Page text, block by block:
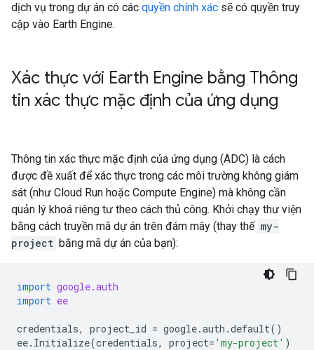
dịch vụ trong dự án có các quyền chính xác sẽ có quyền truy
cập vào Earth Engine.
Xác thực với Earth Engine bằng Thông
tin xác thực mặc định của ứng dụng
Thông tin xác thực mặc định của ứng dụng (ADC) là cách
được đề xuất để xác thực trong các môi trường không giám
sát (như Cloud Run hoặc Compute Engine) mà không cần
quản lý khoá riêng tư theo cách thủ công. Khởi chạy thư viện
bằng cách truyền mã dự án trên đám mây (thay thế my-
project bằng mã dự án của bạn):
import google.auth
import ee
credentials, project_id = google.auth .default()
ee. Initialize(credentials, project= 'my-project' )